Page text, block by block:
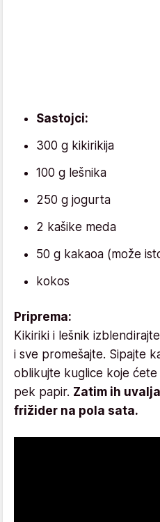
Sastojci:
300 g kikirikija
100 g lešnika
250 g jogurta
2 kašike meda
50 g kakaoa (može
kokos
Priprema:
Kikiriki i lešnik
i sve promešajte. Sipajte
oblikujte kuglice koje ćete
pek papir. Zatim ih
frižider na pola sata.